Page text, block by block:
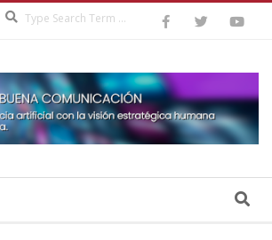
Search